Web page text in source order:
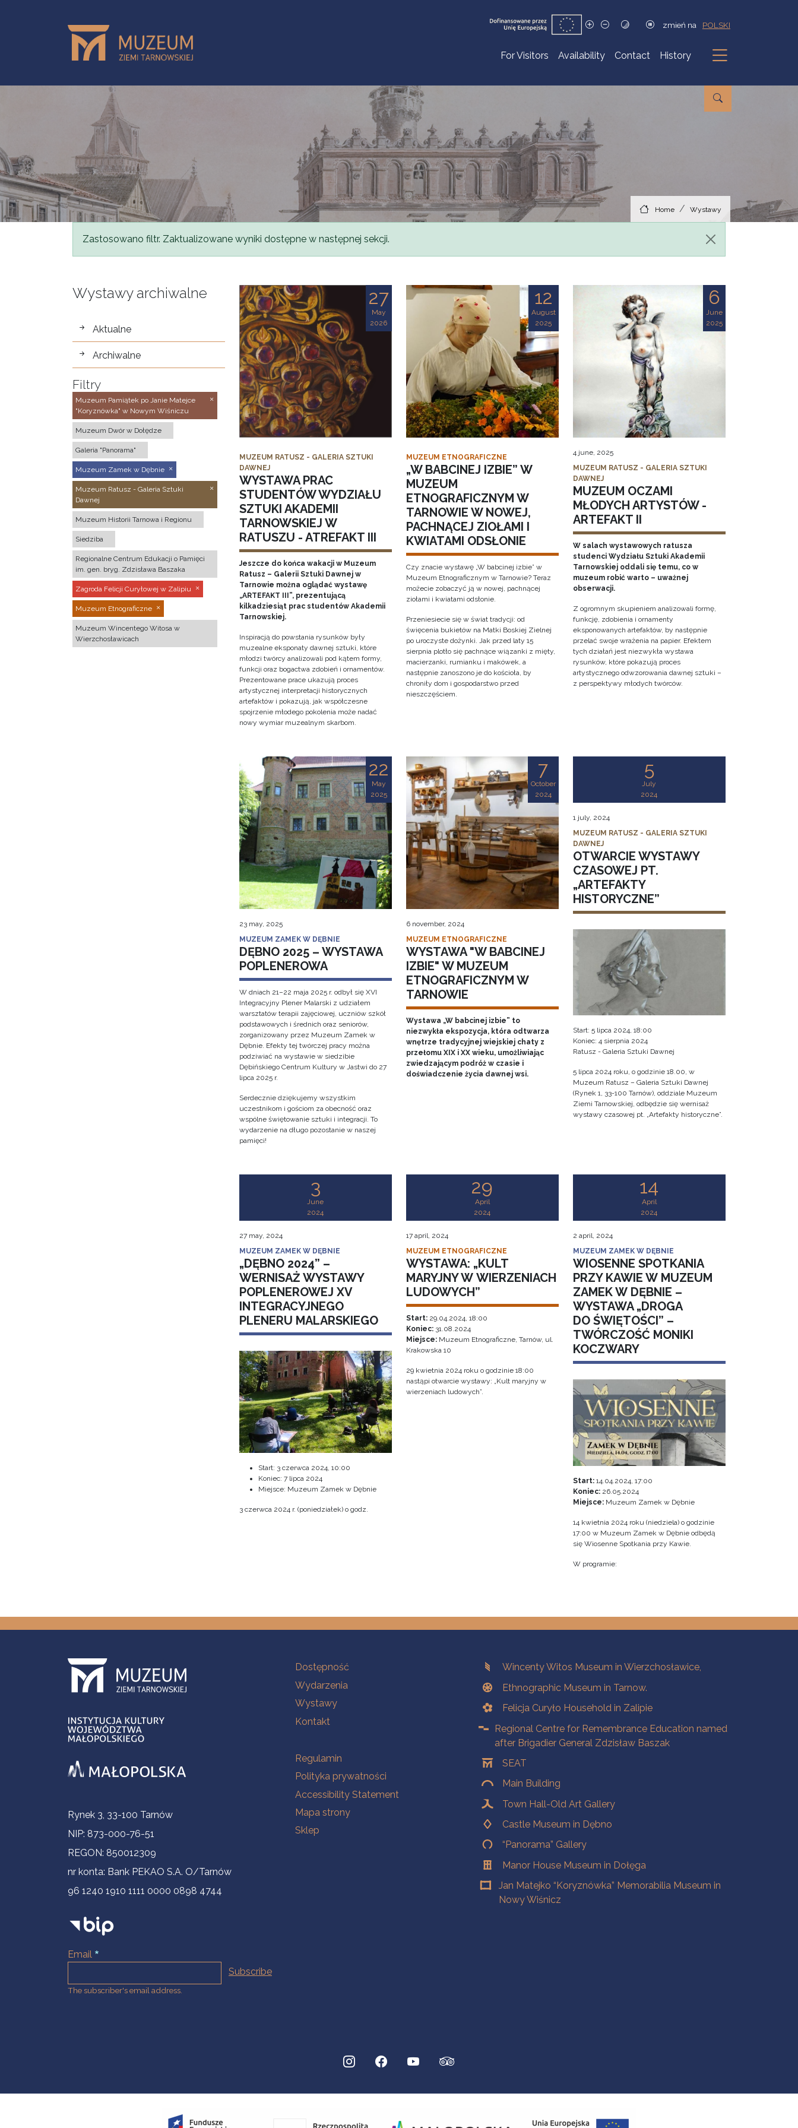
zmień na POLSKI
For Visitors Availability Contact History
Submenu
Home Wystawy
Status message
Zastosowano filtr. Zaktualizowane wyniki dostępne w następnej sekcji.
Wystawy archiwalne
wystawy
Aktualne
Archiwalne
Filtry
Muzeum Pamiątek po Janie Matejce
"Koryznówka" w Nowym Wiśniczu
Muzeum Dwór w Dołędze
Galeria "Panorama"
Muzeum Zamek w Dębnie
Muzeum Ratusz - Galeria Sztuki
Dawnej
Muzeum Historii Tarnowa i Regionu
Siedziba
Regionalne Centrum Edukacji o Pamięci
im. gen. bryg. Zdzisława Baszaka
Zagroda Felicji Curyłowej w Zalipiu
Muzeum Etnograficzne
Muzeum Wincentego Witosa w
Wierzchosławicach
27
May
2026
MUZEUM RATUSZ - GALERIA SZTUKI
DAWNEJ
WYSTAWA PRAC
STUDENTÓW WYDZIAŁU
SZTUKI AKADEMII
TARNOWSKIEJ W
RATUSZU - ATREFAKT III
Jeszcze do końca wakacji w Muzeum
Ratusz – Galerii Sztuki Dawnej w
Tarnowie można oglądać wystawę
„ARTEFAKT III”, prezentującą
kilkadziesiąt prac studentów Akademii
Tarnowskiej.
Inspiracją do powstania rysunków były
muzealne eksponaty dawnej sztuki, które
młodzi twórcy analizowali pod kątem formy,
funkcji oraz bogactwa zdobień i ornamentów.
Prezentowane prace ukazują proces
artystycznej interpretacji historycznych
artefaktów i pokazują, jak współczesne
spojrzenie młodego pokolenia może nadać
nowy wymiar muzealnym skarbom.
12
August
2025
MUZEUM ETNOGRAFICZNE
„W BABCINEJ IZBIE” W
MUZEUM
ETNOGRAFICZNYM W
TARNOWIE W NOWEJ,
PACHNĄCEJ ZIOŁAMI I
KWIATAMI ODSŁONIE
Czy znacie wystawę „W babcinej izbie” w
Muzeum Etnograficznym w Tarnowie? Teraz
możecie zobaczyć ją w nowej, pachnącej
ziołami i kwiatami odsłonie.
Przeniesiecie się w świat tradycji: od
święcenia bukietów na Matki Boskiej Zielnej
po uroczyste dożynki. Jak przed laty 15
sierpnia plotło się pachnące wiązanki z mięty,
macierzanki, rumianku i makówek, a
następnie zanoszono je do kościoła, by
chroniły dom i gospodarstwo przed
nieszczęściem.
6
June
2025
4 june, 2025
MUZEUM RATUSZ - GALERIA SZTUKI
DAWNEJ
MUZEUM OCZAMI
MŁODYCH ARTYSTÓW -
ARTEFAKT II
W salach wystawowych ratusza
studenci Wydziału Sztuki Akademii
Tarnowskiej oddali się temu, co w
muzeum robić warto – uważnej
obserwacji.
Z ogromnym skupieniem analizowali formę,
funkcję, zdobienia i ornamenty
eksponowanych artefaktów, by następnie
przelać swoje wrażenia na papier. Efektem
tych działań jest niezwykła wystawa
rysunków, które pokazują proces
artystycznego odwzorowania dawnej sztuki –
z perspektywy młodych twórców.
22
May
2025
23 may, 2025
MUZEUM ZAMEK W DĘBNIE
DĘBNO 2025 – WYSTAWA
POPLENEROWA
W dniach 21–22 maja 2025 r. odbył się XVI
Integracyjny Plener Malarski z udziałem
warsztatów terapii zajęciowej, uczniów szkół
podstawowych i średnich oraz seniorów,
zorganizowany przez Muzeum Zamek w
Dębnie. Efekty tej twórczej pracy można
podziwiać na wystawie w siedzibie
Dębińskiego Centrum Kultury w Jastwi do 27
lipca 2025 r.
Serdecznie dziękujemy wszystkim
uczestnikom i gościom za obecność oraz
wspólne świętowanie sztuki i integracji. To
wydarzenie na długo pozostanie w naszej
pamięci!
7
October
2024
6 november, 2024
MUZEUM ETNOGRAFICZNE
WYSTAWA "W BABCINEJ
IZBIE" W MUZEUM
ETNOGRAFICZNYM W
TARNOWIE
Wystawa „W babcinej izbie” to
niezwykła ekspozycja, która odtwarza
wnętrze tradycyjnej wiejskiej chaty z
przełomu XIX i XX wieku, umożliwiając
zwiedzającym podróż w czasie i
doświadczenie życia dawnej wsi.
5
July
2024
1 july, 2024
MUZEUM RATUSZ - GALERIA SZTUKI
DAWNEJ
OTWARCIE WYSTAWY
CZASOWEJ PT.
„ARTEFAKTY
HISTORYCZNE”
Start: 5 lipca 2024, 18:00
Koniec: 4 sierpnia 2024
Ratusz - Galeria Sztuki Dawnej
5 lipca 2024 roku, o godzinie 18.00, w
Muzeum Ratusz – Galeria Sztuki Dawnej
(Rynek 1, 33-100 Tarnów), oddziale Muzeum
Ziemi Tarnowskiej, odbędzie się wernisaż
wystawy czasowej pt. „Artefakty historyczne”.
3
June
2024
27 may, 2024
MUZEUM ZAMEK W DĘBNIE
„DĘBNO 2024” –
WERNISAŻ WYSTAWY
POPLENEROWEJ XV
INTEGRACYJNEGO
PLENERU MALARSKIEGO
Start: 3 czerwca 2024, 10:00
Koniec: 7 lipca 2024
Miejsce: Muzeum Zamek w Dębnie
3 czerwca 2024 r. (poniedziałek) o godz.
29
April
2024
17 april, 2024
MUZEUM ETNOGRAFICZNE
WYSTAWA: „KULT
MARYJNY W WIERZENIACH
LUDOWYCH”
Start:29.04.2024, 18:00
Koniec:31.08.2024
Miejsce:Muzeum Etnograficzne, Tarnów, ul.
Krakowska 10
29 kwietnia 2024 roku o godzinie 18:00
nastąpi otwarcie wystawy: „Kult maryjny w
wierzeniach ludowych”.
14
April
2024
2 april, 2024
MUZEUM ZAMEK W DĘBNIE
WIOSENNE SPOTKANIA
PRZY KAWIE W MUZEUM
ZAMEK W DĘBNIE –
WYSTAWA „DROGA
DO ŚWIĘTOŚCI” –
TWÓRCZOŚĆ MONIKI
KOCZWARY
Start:14.04.2024, 17:00
Koniec:26.05.2024
Miejsce:Muzeum Zamek w Dębnie
14 kwietnia 2024 roku (niedziela) o godzinie
17:00 w Muzeum Zamek w Dębnie odbędą
się Wiosenne Spotkania przy Kawie.
W programie:
Contact Information
Rynek 3, 33-100 Tarnów
NIP: 873-000-76-51
REGON: 850012309
nr konta: Bank PEKAO S.A. O/Tarnów
96 1240 1910 1111 0000 0898 4744
Email
The subscriber's email address.
Na skróty.
Dostępność
Wydarzenia
Wystawy
Kontakt
Na skróty.
Regulamin
Polityka prywatności
Accessibility Statement
Mapa strony
Sklep
BranchesWincenty Witos Museum in Wierzchosławice,
Ethnographic Museum in Tarnow.
Felicja Curyło Household in Zalipie
Regional Centre for Remembrance Education named
after Brigadier General Zdzisław Baszak
SEAT
Main Building
Town Hall-Old Art Gallery
Castle Museum in Dębno
“Panorama” Gallery
Manor House Museum in Dołęga
Jan Matejko “Koryznówka” Memorabilia Museum in
Nowy Wiśnicz